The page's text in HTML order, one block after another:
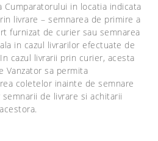
in locatia indicata
livrare – semnarea de primire a
furnizat de curier sau semnarea
in cazul livrarilor efectuate de
cazul livrarii prin curier, acesta
Vanzator sa permita
coletelor inainte de semnare
de livrare si achitarii